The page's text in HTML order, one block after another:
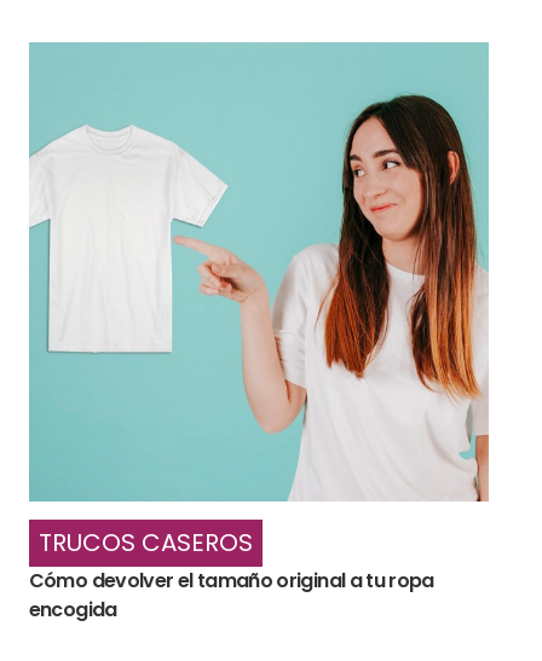
TRUCOS CASEROS
Cómo devolver el tamaño original a tu ropa
encogida